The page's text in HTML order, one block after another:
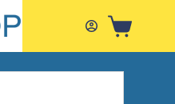
Shopping